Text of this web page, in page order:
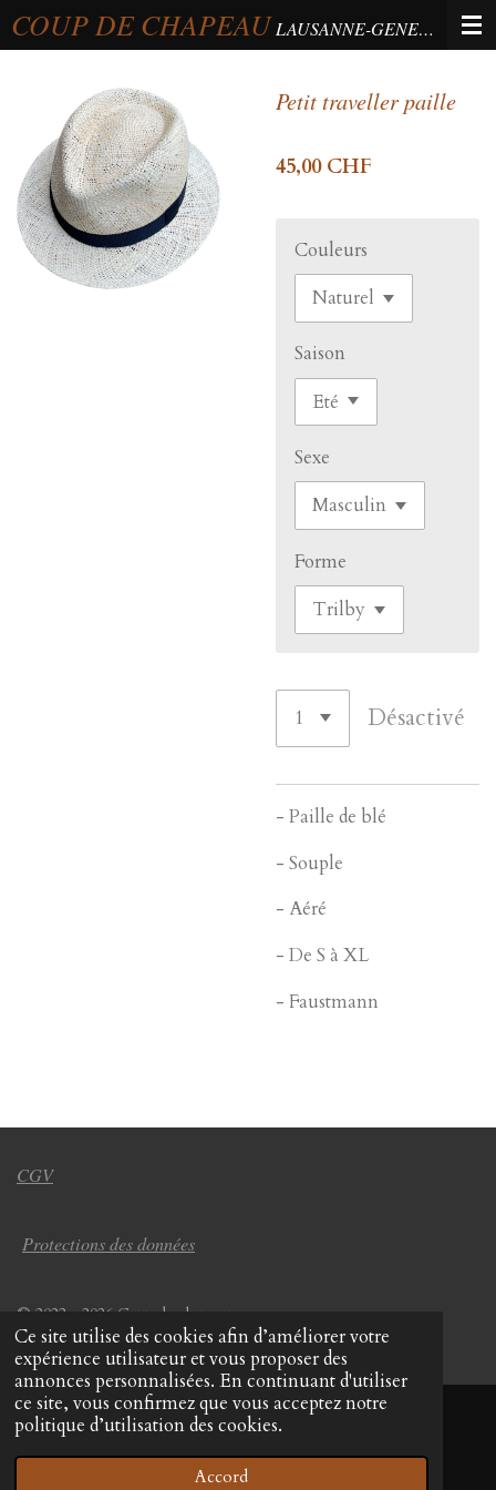
Ce site utilise des cookies afin d’améliorer votre
expérience utilisateur et vous proposer des
annonces personnalisées. En continuant d'utiliser
ce site, vous confirmez que vous acceptez notre
politique d’utilisation des cookies.
Accord
Passer
au
principal
COUP DE CHAPEAU LAUSANNE-GENEVA-BERNE
Petit traveller paille
45,00 CHF
Couleurs
Saison
Sexe
Forme
Désactivé
- Paille de blé
- Souple
- Aéré
- De S à XL
- Faustmann
CGV
Protections des données
© 2022 - 2026 Coup de chapeau
Propulsé parWebador